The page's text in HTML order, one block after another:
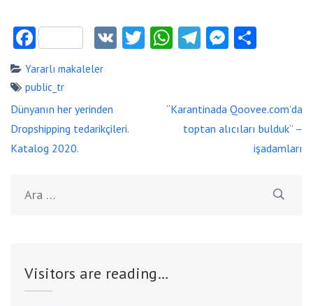
FacebookVK Twitter
WhatsApp
Telegram
Yararlı makaleler
public_tr
Yazı
dolaşımı
Dünyanın her yerinden
Dropshipping tedarikçileri.
Katalog 2020.
“Karantinada Qoovee.com’da
toptan alıcıları bulduk” –
işadamları
Visitors are reading…